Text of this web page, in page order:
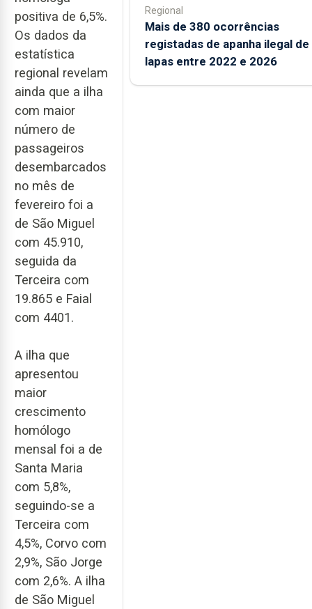
positiva de 6,5%.
Os dados da
estatística
regional revelam
ainda que a ilha
com maior
número de
passageiros
desembarcados
no mês de
fevereiro foi a
de São Miguel
com 45.910,
seguida da
Terceira com
19.865 e Faial
com 4401.
A ilha que
apresentou
maior
crescimento
homólogo
mensal foi a de
Santa Maria
com 5,8%,
seguindo-se a
Terceira com
4,5%, Corvo com
2,9%, São Jorge
com 2,6%. A ilha
de São Miguel
Regional
Mais de 380 ocorrências
registadas de apanha ilegal de
lapas entre 2022 e 2026